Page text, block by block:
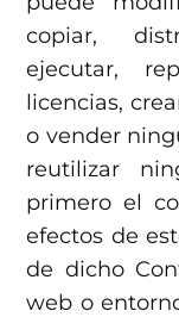
copiar,
ejecutar,
licencias,
o vender
reutilizar
primero el
efectos de
de dicho
web o